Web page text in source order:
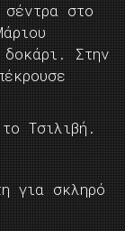
στο
Στην
Τσιλιβή.
για σκληρό